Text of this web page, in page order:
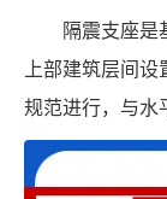
隔震支座是
上部建筑层间
规范进行，与水